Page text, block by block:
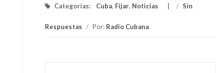
Categorías: Cuba, Fijar, Noticias / Sin
Respuestas / Por: Radio Cubana